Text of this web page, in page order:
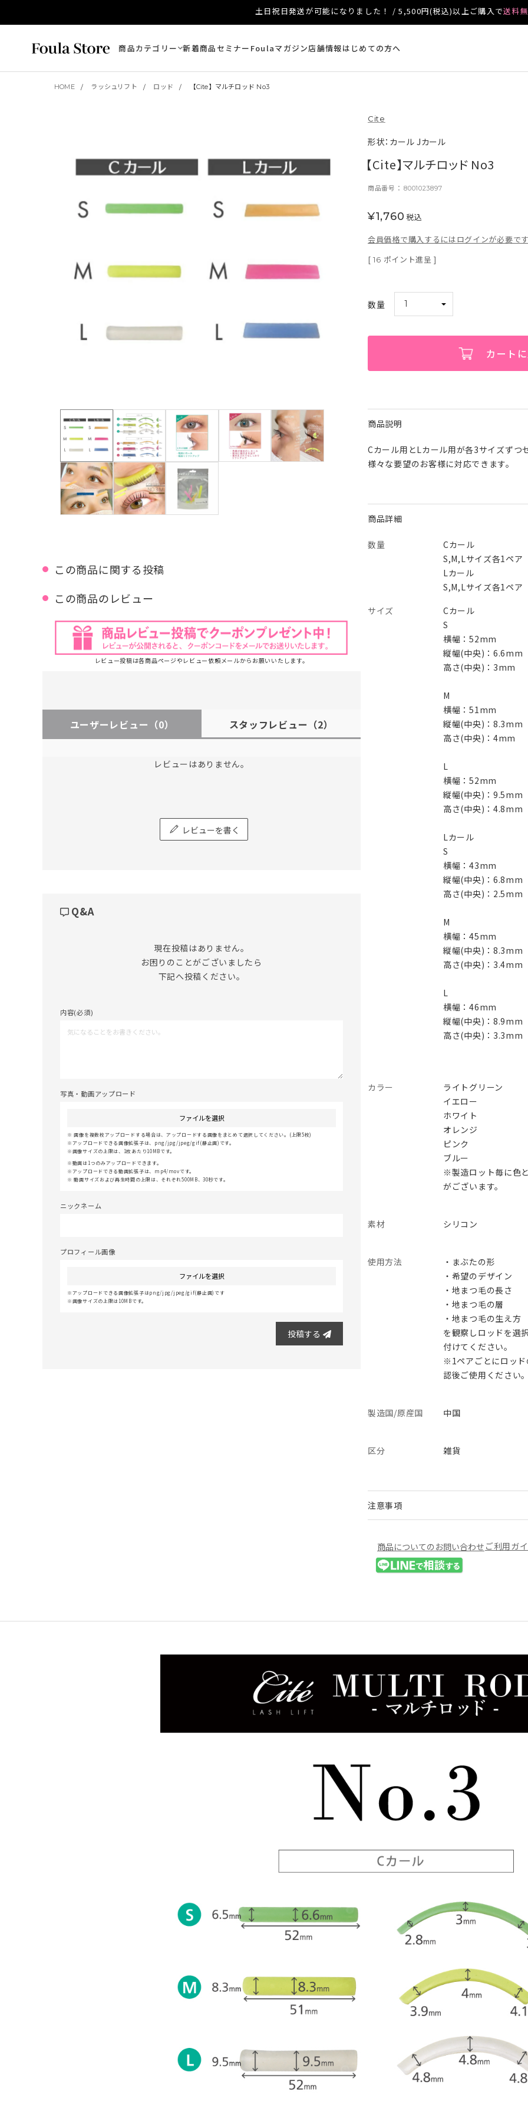
土日祝日発送が可能になりました！ / 5,500円(税込)以上ご購入で送料
商品カテゴリー 新着商品セミナー Foulaマガジン店舗情報はじめての方へ
HOME ラッシュリフト ロッド 【Cite】マルチロッド No3
この商品に関する投稿
この商品のレビュー
レビュー投稿は各商品ページやレビュー依頼メールからお願いいたします。
ユーザーレビュー （0） スタッフレビュー （2）
レビューはありません。
レビューを書く
Q&A
現在投稿はありません。
お困りのことがございましたら
下記へ投稿ください。
内容(必須)
写真・動画アップロード
ファイルを選択
画像を複数枚アップロードする場合は、アップロードする画像をまとめて選択してください。(上限5枚)
アップロードできる画像拡張子は、png/jpg/jpeg/gif(静止画)です。
画像サイズの上限は、1枚あたり10MBです。
動画は1つのみアップロードできます。
アップロードできる動画拡張子は、mp4/movです。
動画サイズおよび再生時間の上限は、それぞれ500MB、30秒です。
ニックネーム
プロフィール画像
ファイルを選択
アップロードできる画像拡張子はpng/jpg/jpeg/gif(静止画)です
画像サイズの上限は10MBです。
投稿する
Cite
形状：カール Jカール
【Cite】マルチロッド No3
商品番号 8001023897
¥1,760 税込
会員価格で購入するにはログインが必要です
[ 16 ポイント進呈 ]
カート
商品説明
Cカール用とLカール用が各3サイズずつ
様々な要望のお客様に対応できます。
商品詳細
数量
Cカール
S,M,Lサイズ各1ペア
Lカール
S,M,Lサイズ各1ペア
サイズ
Cカール
S
横幅：52mm
縦幅(中央)：6.6mm
高さ(中央)：3mm
M
横幅：51mm
縦幅(中央)：8.3mm
高さ(中央)：4mm
L
横幅：52mm
縦幅(中央)：9.5mm
高さ(中央)：4.8mm
Lカール
S
横幅：43mm
縦幅(中央)：6.8mm
高さ(中央)：2.5mm
M
横幅：45mm
縦幅(中央)：8.3mm
高さ(中央)：3.4mm
L
横幅：46mm
縦幅(中央)：8.9mm
高さ(中央)：3.3mm
カラー
ライトグリーン
イエロー
ホワイト
オレンジ
ピンク
ブルー
※製造ロット毎に色
がございます。
素材 シリコン
使用方法
・まぶたの形
・希望のデザイン
・地まつ毛の長さ
・地まつ毛の層
・地まつ毛の生え方
を観察しロッドを選
付けてください。
※1ペアごとにロッ
認後ご使用ください。
製造国/原産国 中国
区分 雑貨
注意事項
商品についてのお問い合わせ ご利用ガ